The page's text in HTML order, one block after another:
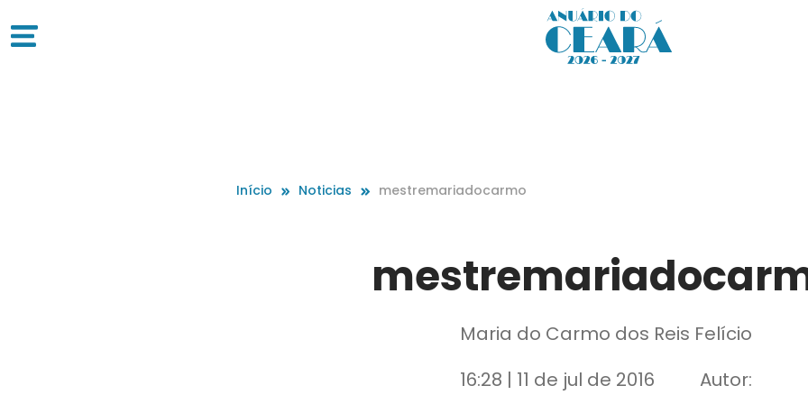
Início Noticias mestremariadocarmo
Maria do Carmo dos Reis Felício
16:28 | 11 de jul de 2016
Autor: